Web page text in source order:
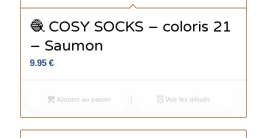
🧶 COSY SOCKS – coloris 21
– Saumon
9.95 €
Ajouter au panier Voir les détails